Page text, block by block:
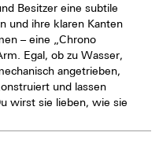
Besitzer eine subtile
und ihre klaren Kanten
– eine „Chrono
Egal, ob zu Wasser,
angetrieben,
und lassen
wirst sie lieben, wie sie